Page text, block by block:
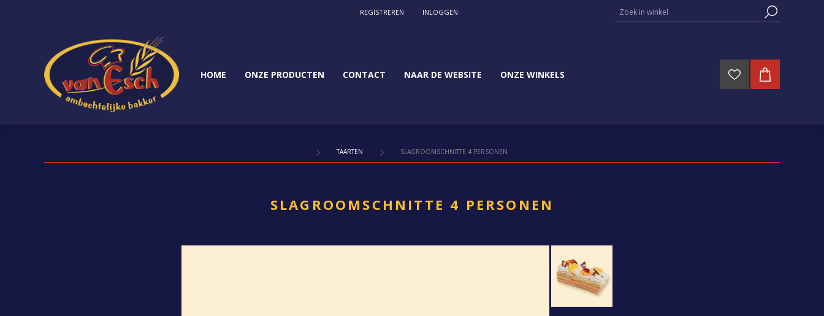
REGISTREREN INLOGGEN
HOME ONZE PRODUCTEN CONTACT NAAR DE WEBSITE ONZE WINKELS
TAARTEN SLAGROOMSCHNITTE 4 PERSONEN
SLAGROOMSCHNITTE 4 PERSONEN